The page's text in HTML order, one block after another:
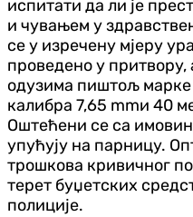
испитати да ли је
и чувањем у
се у изречену мјеру
проведено у
одузима пиштољ
калибра 7,65 mmи 40
Оштећени се са
упућују на парницу.
трошкова кривичног
терет буџетских
полиције.